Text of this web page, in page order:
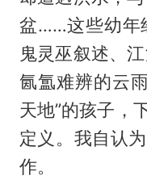
盆……这些幼年
鬼灵巫叙述、
氤氲难辨的云
天地”的孩子，
定义。我自认
作。